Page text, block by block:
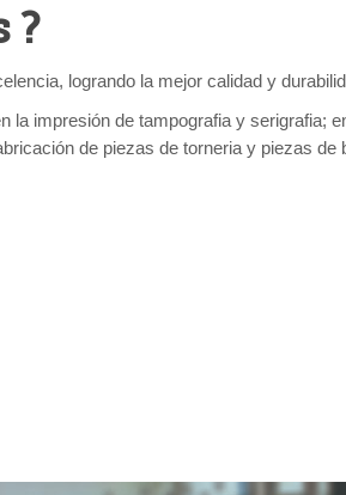
?
logrando la mejor calidad y
la impresión de tampografia y serigrafia;
de piezas de torneria y piezas de